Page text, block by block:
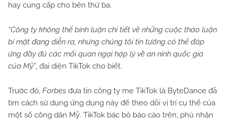
hay cung cấp cho bên thứ ba.
“Công ty không thể bình luận chi tiết về những cuộc thảo luận
bí mật đang diễn ra, nhưng chúng tôi tin tưởng có thể đáp
ứng đầy đủ các mối quan ngại hợp lý về an ninh quốc gia
của Mỹ”, đại diện TikTok cho biết.
Trước đó, Forbes đưa tin công ty mẹ TikTok là ByteDance đã
tìm cách sử dụng ứng dụng này để theo dõi vị trí cụ thể của
một số công dân Mỹ. TikTok bác bỏ báo cáo trên, phủ nhận